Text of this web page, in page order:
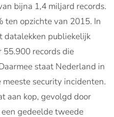
bijna 1,4 miljard records.
ten opzichte van 2015. In
datalekken publiekelijk
55.900 records die
staat Nederland in
security incidenten.
aan kop, gevolgd door
gedeelde tweede